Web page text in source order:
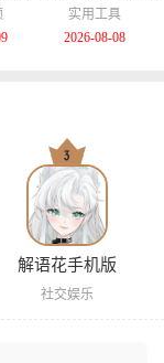
实用工具
2026-08-08
解语花手机版
社交娱乐